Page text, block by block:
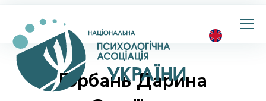
Національна
психологічна
Горбань Дарина